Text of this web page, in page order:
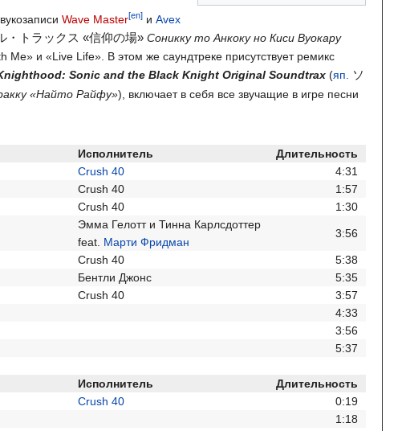
Wave Master[en] и Avex
・トラックス «信仰の場» Соникку то Анкоку но Киси Вуокару
Me» и «Live Life». В этом же саундтреке присутствует ремикс
Sonic and the Black Knight Original Soundtrax (яп.
ソ
«Найто Райфу») , включает в себя все звучащие в игре песни
Исполнитель
Длительность
Crush 40
4:31
Crush 40
1:57
Crush 40 1:30
Эмма Гелотт и Тинна Карлсдоттер
feat. Марти Фридман
3:56
Crush 40
5:38
Бентли Джонс
5:35
Crush 40
3:57
4:33
3:56
5:37
Исполнитель
Длительность
Crush 40
0:19
1:18